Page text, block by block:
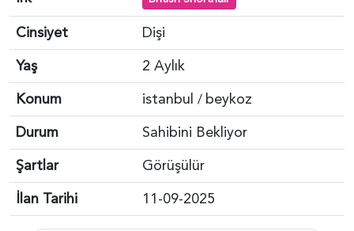
Cinsiyet
Dişi
Yaş
2 Aylık
Konum
istanbul / beykoz
Durum
Sahibini Bekliyor
Şartlar
Görüşülür
İlan Tarihi
11-09-2025